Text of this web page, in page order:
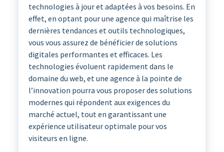
technologies à jour et adaptées à vos besoins. En
effet, en optant pour une agence qui maîtrise les
dernières tendances et outils technologiques,
vous vous assurez de bénéficier de solutions
digitales performantes et efficaces. Les
technologies évoluent rapidement dans le
domaine du web, et une agence à la pointe de
l’innovation pourra vous proposer des solutions
modernes qui répondent aux exigences du
marché actuel, tout en garantissant une
expérience utilisateur optimale pour vos
visiteurs en ligne.